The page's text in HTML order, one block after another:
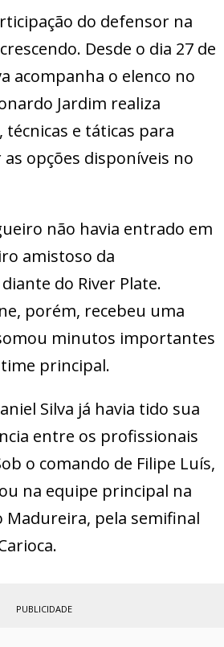
do defensor na
Desde o dia 27 de
acompanha o elenco no
Jardim realiza
técnicas e táticas para
opções disponíveis no
não havia entrado em
amistoso da
do River Plate.
porém, recebeu uma
minutos importantes
principal.
Silva já havia tido sua
entre os profissionais
o comando de Filipe Luís,
na equipe principal na
Madureira, pela semifinal
PUBLICIDADE